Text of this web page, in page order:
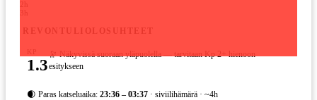
REVONTULIOLOSUHTEET
KP
1.3
🔭 Näkyvissä suoraan yläpuolella — tarvitaan Kp 2+ hienoon
esitykseen
🌒 Paras katseluaika: 23:36 – 03:37 · siviilihämärä · ~4h